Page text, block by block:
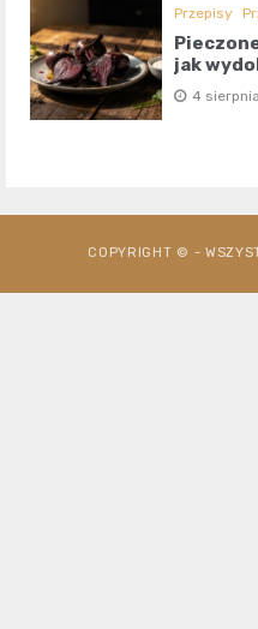
Przepisy
jak
4
COPYRIGHT © -